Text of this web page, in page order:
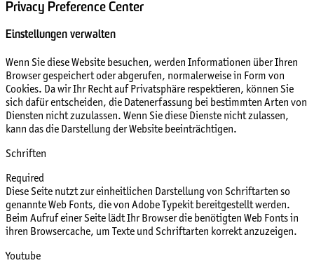
Privacy Preference Center
Einstellungen verwalten
Wenn Sie diese Website besuchen, werden Informationen über Ihren
Browser gespeichert oder abgerufen, normalerweise in Form von
Cookies. Da wir Ihr Recht auf Privatsphäre respektieren, können Sie
sich dafür entscheiden, die Datenerfassung bei bestimmten Arten von
Diensten nicht zuzulassen. Wenn Sie diese Dienste nicht zulassen,
kann das die Darstellung der Website beeinträchtigen.
Schriften
Required
Diese Seite nutzt zur einheitlichen Darstellung von Schriftarten so
genannte Web Fonts, die von Adobe Typekit bereitgestellt werden.
Beim Aufruf einer Seite lädt Ihr Browser die benötigten Web Fonts in
ihren Browsercache, um Texte und Schriftarten korrekt anzuzeigen.
Youtube